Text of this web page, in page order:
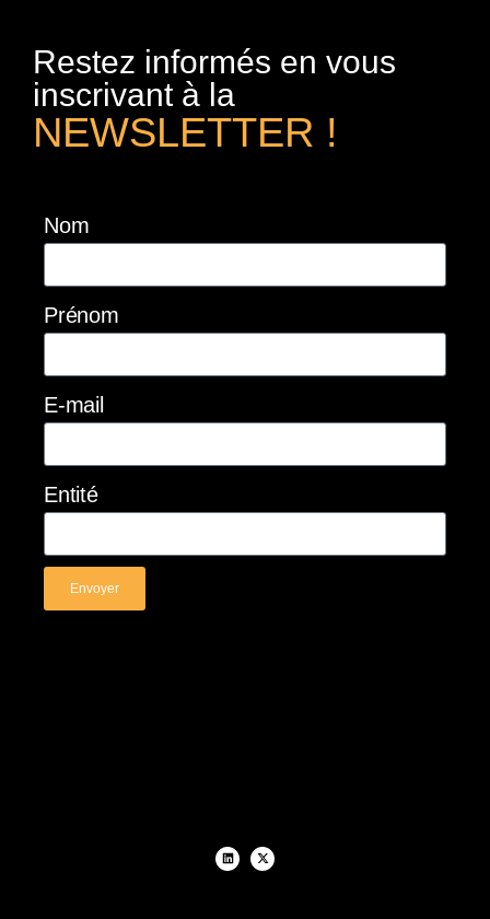
Restez informés en vous
inscrivant à la
NEWSLETTER !
Nom
Prénom
E-mail
Entité
Envoyer